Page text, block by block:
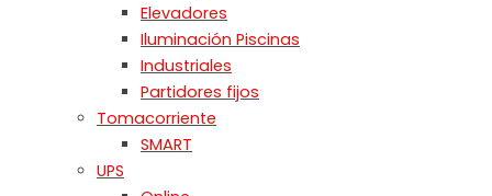
Elevadores
Iluminación Piscinas
Industriales
Partidores fijos
Tomacorriente
SMART
UPS